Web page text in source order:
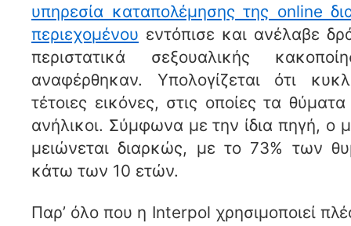
υπηρεσία καταπολέμησης της online
περιεχομένου εντόπισε και ανέλαβε
περιστατικά σεξουαλικής
αναφέρθηκαν. Υπολογίζεται ότι
τέτοιες εικόνες, στις οποίες τα θύματα
ανήλικοι. Σύμφωνα με την ίδια πηγή, ο
μειώνεται διαρκώς, με το 73% των
κάτω των 10 ετών.
Παρ’ όλο που η Interpol χρησιμοποιεί